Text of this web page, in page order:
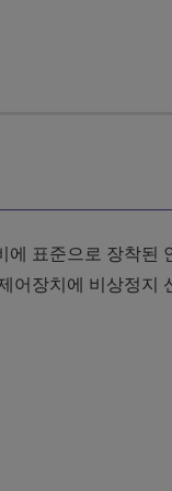
에 표준으로 장착된
어장치에 비상정지